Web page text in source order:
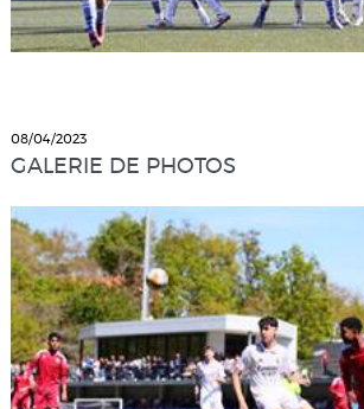
08/04/2023
GALERIE DE PHOTOS